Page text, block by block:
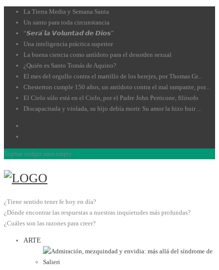
La Tierra Media y Semana Santa
Un santo para toda circunstancia
“𝙎𝙚𝙧𝙖́ 𝙡𝙖 𝙑𝙤𝙡𝙪𝙣𝙩𝙖𝙙 𝙙𝙚 𝘿𝙞𝙤𝙨”
Una inteligencia práctica superior
La buena ciencia como antídoto para el desorden sexual
¿Quién es Santo Tomás de Aquino?
El mes del orgullo contra el martillo de los herejes, por Thomas Gr...
Chesterton cumple 150 años, un antídoto contra el mal rampante, por...
El Cielo sólo está en el Cielo, por el Padre John Perricone, filósofo
Discapacitada y violada, su hijo debía morir. Su amor la hizo huir ...
Topbar widget area empty.
¿Tiene sentido tener fe hoy en día?
¿Dónde encontrar las respuestas a nuestras inquietudes más profundas?
¿Cuáles son las razones para creer?
ARTE